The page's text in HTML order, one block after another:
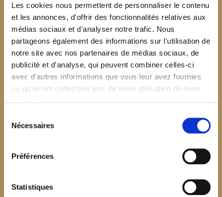
Les cookies nous permettent de personnaliser le contenu
et les annonces, d'offrir des fonctionnalités relatives aux
médias sociaux et d'analyser notre trafic. Nous
partageons également des informations sur l'utilisation de
notre site avec nos partenaires de médias sociaux, de
publicité et d'analyse, qui peuvent combiner celles-ci
avec d'autres informations que vous leur avez fournies
ou qu'ils ont collectées lors de votre utilisation de leurs
Nécessaires
Préférences
Statistiques